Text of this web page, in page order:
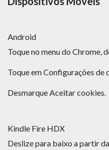
Android
Toque no menu do Chrome,
Toque em Configurações de
Desmarque Aceitar cookies.
Kindle Fire HDX
Deslize para baixo a partir